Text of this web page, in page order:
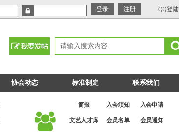
QQ登陆
协会动态 标准制定 联系我们
简报 入会须知 入会申请
文艺人才库 会员名单 会员通知